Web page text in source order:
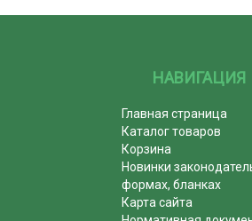
НАВИГАЦИЯ
Главная страница
Каталог товаров
Корзина
Новинки
формах, бланках
Карта сайта